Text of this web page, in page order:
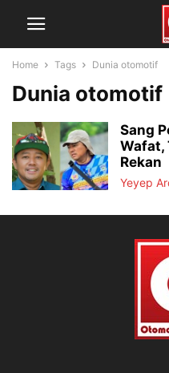
Home Tags Dunia otomotif
Dunia otomotif
Sang
Wafat,
Rekan
Yeyep